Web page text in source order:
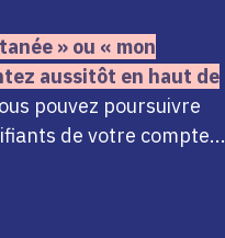
» ou « mon
aussitôt en haut de
pouvez poursuivre
de votre compte...